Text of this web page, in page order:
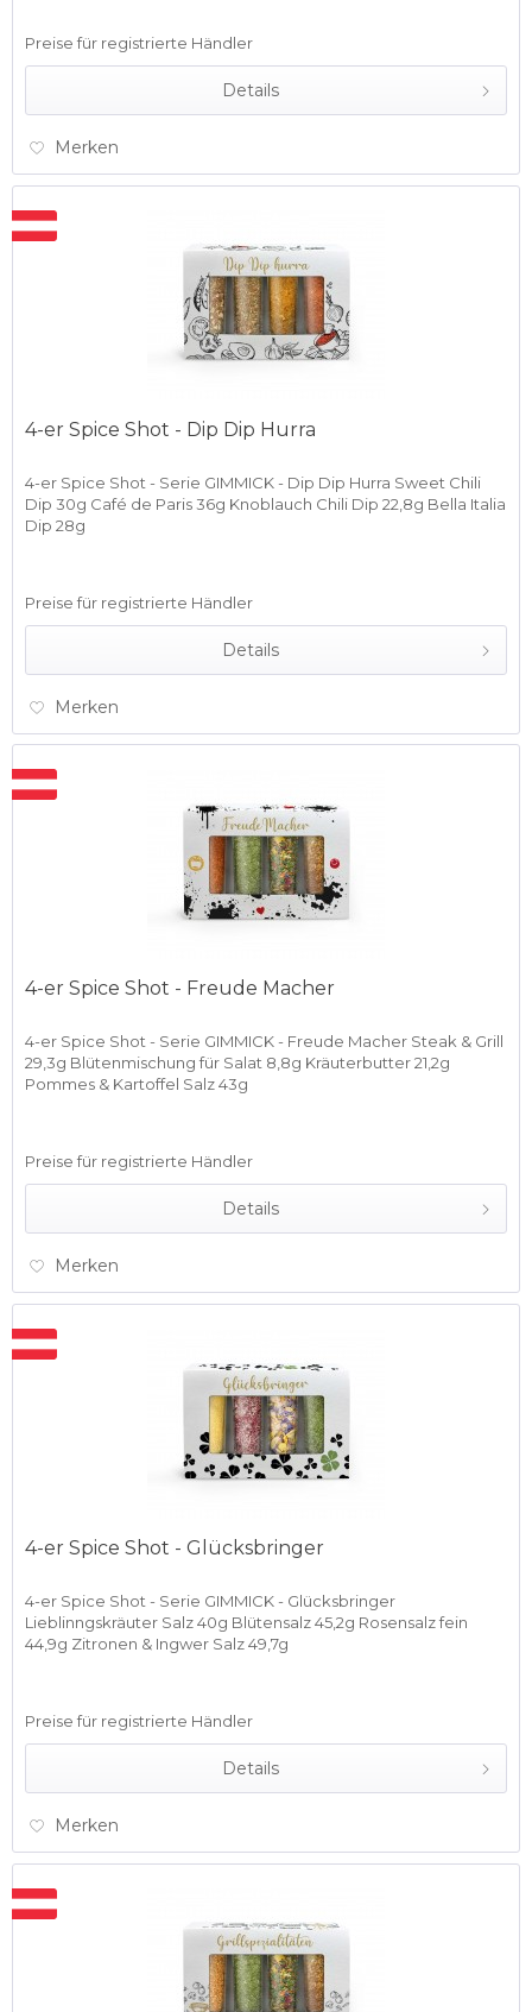
Preise für registrierte Händler
Details
Merken
4-er Spice Shot - Dip Dip Hurra
4-er Spice Shot - Serie GIMMICK - Dip Dip Hurra Sweet Chili
Dip 30g Café de Paris 36g Knoblauch Chili Dip 22,8g Bella Italia
Dip 28g
Preise für registrierte Händler
Details
Merken
4-er Spice Shot - Freude Macher
4-er Spice Shot - Serie GIMMICK - Freude Macher Steak & Grill
29,3g Blütenmischung für Salat 8,8g Kräuterbutter 21,2g
Pommes & Kartoffel Salz 43g
Preise für registrierte Händler
Details
Merken
4-er Spice Shot - Glücksbringer
4-er Spice Shot - Serie GIMMICK - Glücksbringer
Lieblinngskräuter Salz 40g Blütensalz 45,2g Rosensalz fein
44,9g Zitronen & Ingwer Salz 49,7g
Preise für registrierte Händler
Details
Merken